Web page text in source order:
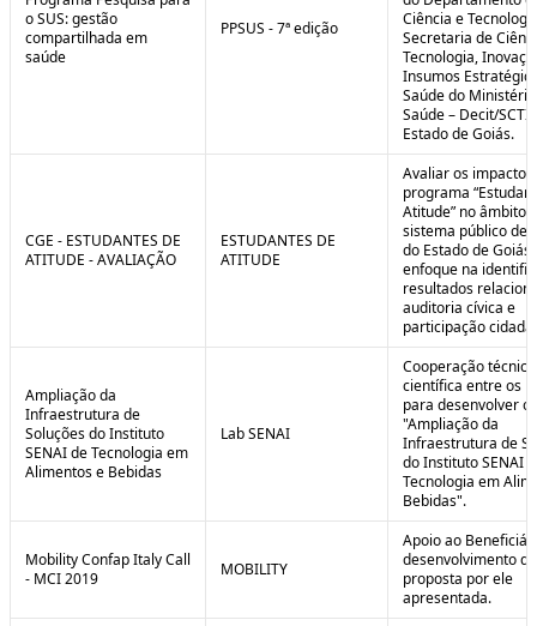
o SUS: gestão
compartilhada em
saúde
PPSUS - 7ª edição
Ciência e
Secretaria de
Tecnologia,
Insumos
Saúde do
Saúde – Decit/
Estado de Goiás.
CGE - ESTUDANTES DE
ATITUDE - AVALIAÇÃO
ESTUDANTES DE
ATITUDE
Avaliar os impactos
programa
Atitude” no âmbito
sistema público de
do Estado de
enfoque na
resultados
auditoria cívica e
participação cidadã
Ampliação da
Infraestrutura de
Soluções do Instituto
SENAI de Tecnologia em
Alimentos e Bebidas
Lab SENAI
Cooperação
científica entre os
para desenvolver o
"Ampliação da
Infraestrutura de
do Instituto SENAI
Tecnologia em
Bebidas".
Mobility Confap Italy Call
- MCI 2019
MOBILITY
Apoio ao
desenvolvimento da
proposta por ele
apresentada.